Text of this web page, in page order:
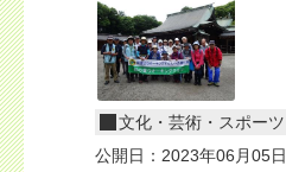
文化・芸術・スポーツ
公開日：2023年06月05日